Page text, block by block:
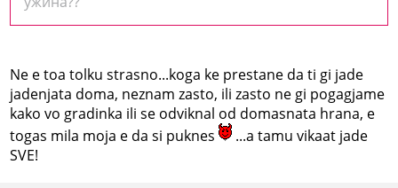
Ne e toa tolku strasno...koga ke prestane da ti gi jade
jadenjata doma, neznam zasto, ili zasto ne gi pogagjame
kako vo gradinka ili se odviknal od domasnata hrana, e
togas mila moja e da si puknes
...a tamu vikaat jade
SVE!